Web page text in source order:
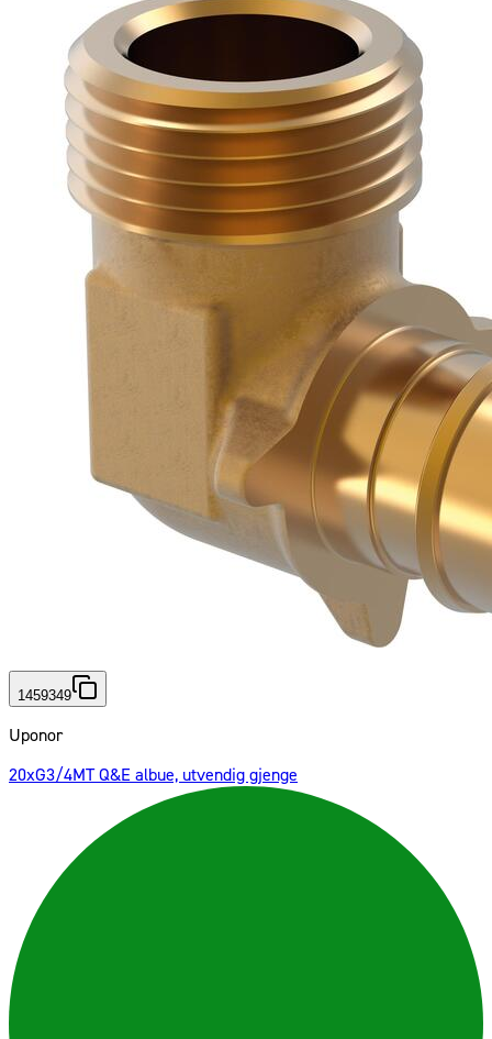
1459349
Uponor
20xG3/4MT Q&E albue, utvendig gjenge